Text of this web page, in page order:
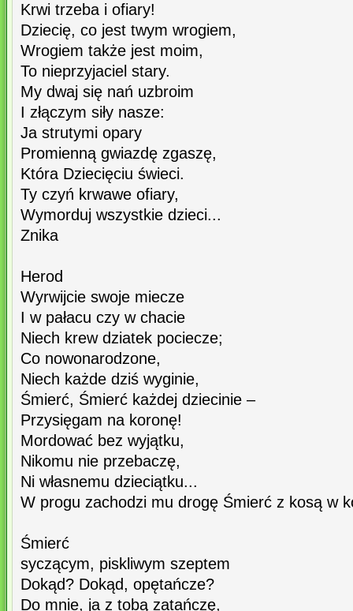
Krwi trzeba i ofiary!
Dziecię, co jest twym wrogiem,
Wrogiem także jest moim,
To nieprzyjaciel stary.
My dwaj się nań uzbroim
I złączym siły nasze:
Ja strutymi opary
Promienną gwiazdę zgaszę,
Która Dziecięciu świeci.
Ty czyń krwawe ofiary,
Wymorduj wszystkie dzieci...
Znika
Herod
Wyrwijcie swoje miecze
I w pałacu czy w chacie
Niech krew dziatek pociecze;
Co nowonarodzone,
Niech każde dziś wyginie,
Śmierć, Śmierć każdej dziecinie –
Przysięgam na koronę!
Mordować bez wyjątku,
Nikomu nie przebaczę,
Ni własnemu dzieciątku...
W progu zachodzi mu drogę Śmierć z kosą w
Śmierć
syczącym, piskliwym szeptem
Dokąd? Dokąd, opętańcze?
Do mnie, ja z tobą zatańczę,